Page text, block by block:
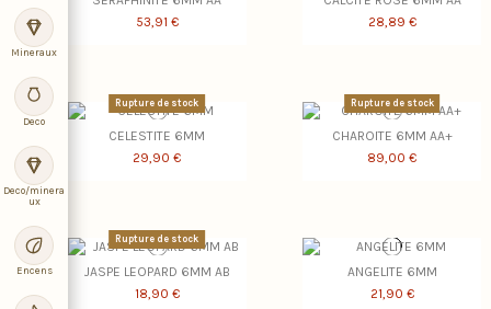
Mineraux
Deco
Deco/minera
ux
Encens
53,91 €
28,89 €
Rupture de stock
CELESTITE 6MM
29,90 €
Rupture de stock
CHAROITE 6MM AA+
89,00 €
Rupture de stock
JASPE LEOPARD 6MM AB
18,90 €
ANGELITE 6MM
21,90 €